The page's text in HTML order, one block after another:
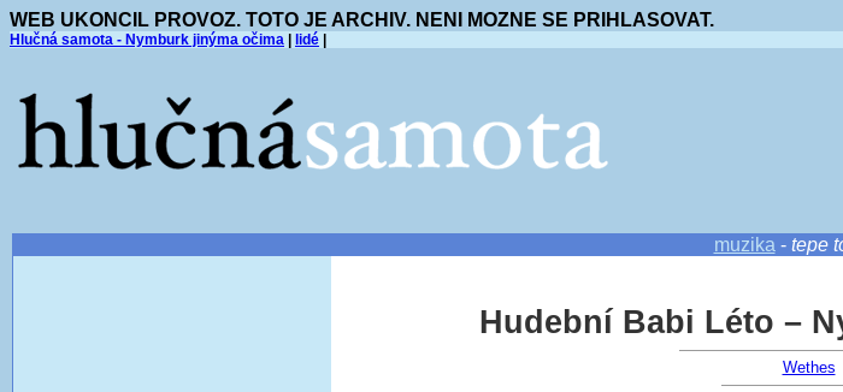
WEB UKONCIL PROVOZ. TOTO JE ARCHIV. NENI MOZNE SE PRIHLASOVAT.
Hlučná samota - Nymburk jinýma očima lidé
muzika - tepe
Hudební Babi Léto –
Wethes